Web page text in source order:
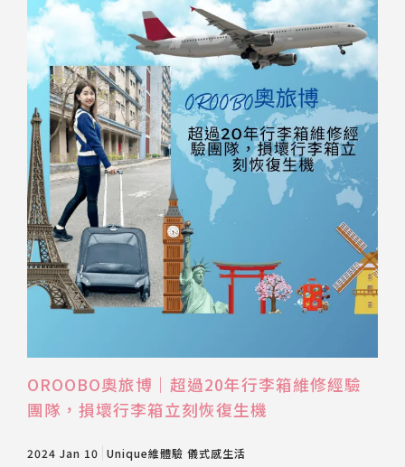
OROOBO奧旅博｜超過20年行李箱維修經驗
團隊，損壞行李箱立刻恢復生機
2024 Jan 10 Unique維體驗 儀式感生活